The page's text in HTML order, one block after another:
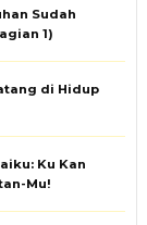
Sudah
1)
di Hidup
Ku Kan
Mu!